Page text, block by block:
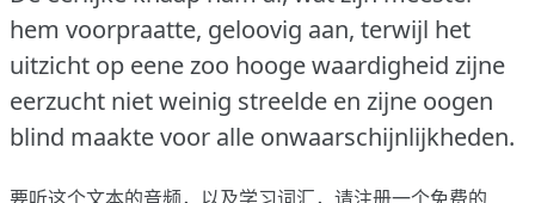
hem voorpraatte, geloovig aan, terwijl het
uitzicht op eene zoo hooge waardigheid zijne
eerzucht niet weinig streelde en zijne oogen
blind maakte voor alle onwaarschijnlijkheden.